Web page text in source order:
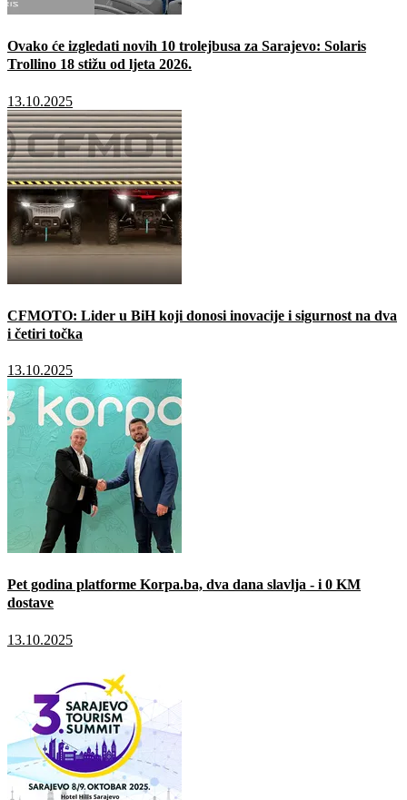
Ovako će izgledati novih 10 trolejbusa za Sarajevo: Solaris
Trollino 18 stižu od ljeta 2026.
13.10.2025
CFMOTO: Lider u BiH koji donosi inovacije i sigurnost na dva
i četiri točka
13.10.2025
Pet godina platforme Korpa.ba, dva dana slavlja - i 0 KM
dostave
13.10.2025